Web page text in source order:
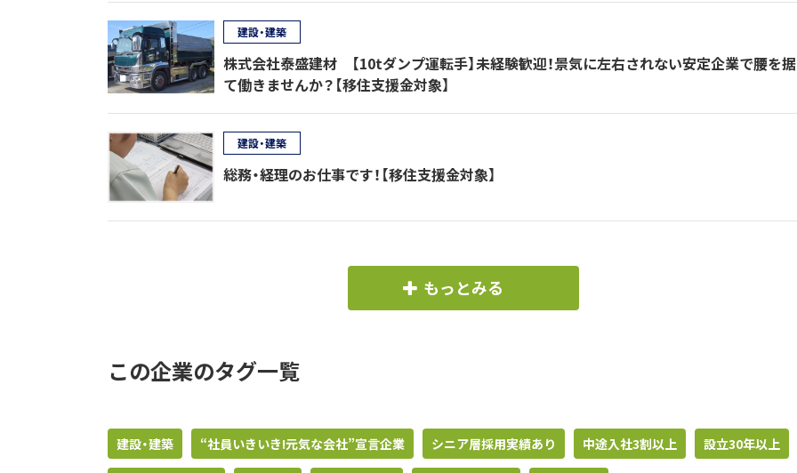
株式会社泰盛建材 【10tダンプ運転手】未経験歓迎！景気に左右されない安定企業で腰を
て働きませんか？【移住支援金対象】
建設・建築
総務・経理のお仕事です！【移住支援金対象】
建設・建築
もっとみる
この企業のタグ一覧
建設・建築 “社員いきいき!元気な会社”宣言企業 シニア層採用実績あり 中途入社3割以上 設立30年以上